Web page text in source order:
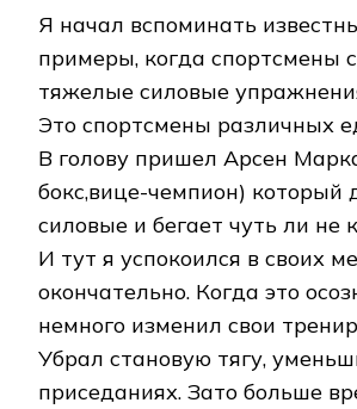
Я начал вспоминать
примеры, когда спортсмены
тяжелые силовые
Это спортсмены различных
В голову пришел Арсен
бокс,вице-чемпион) который
силовые и бегает чуть ли не
И тут я успокоился в своих
окончательно. Когда это
немного изменил свои
Убрал становую тягу,
приседаниях. Зато больше